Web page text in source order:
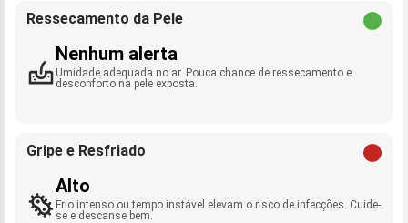
Ressecamento da Pele
Nenhum alerta
Umidade adequada no ar. Pouca chance de ressecamento e
desconforto na pele exposta.
Gripe e Resfriado
Alto
Frio intenso ou tempo instável elevam o risco de infecções. Cuide-
se e descanse bem.